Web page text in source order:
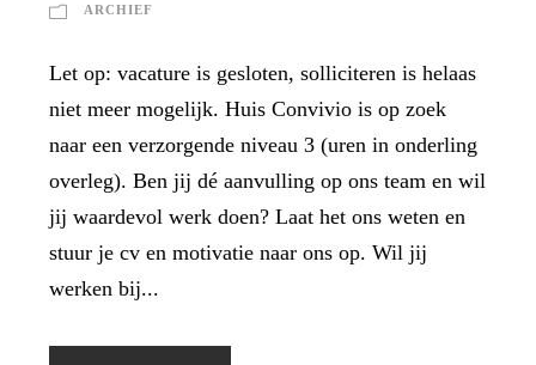
ARCHIEF
Let op: vacature is gesloten, solliciteren is helaas
niet meer mogelijk. Huis Convivio is op zoek
naar een verzorgende niveau 3 (uren in onderling
overleg). Ben jij dé aanvulling op ons team en wil
jij waardevol werk doen? Laat het ons weten en
stuur je cv en motivatie naar ons op. Wil jij
werken bij...